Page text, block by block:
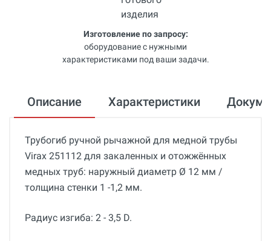
Изготовление по запросу:
оборудование с нужными
характеристиками под ваши задачи.
Описание Характеристики
Трубогиб ручной рычажной для медной трубы
Virax 251112 для закаленных и отожжённых
медных труб: наружный диаметр Ø 12 мм /
толщина стенки 1 -1,2 мм.
Радиус изгиба: 2 - 3,5 D.